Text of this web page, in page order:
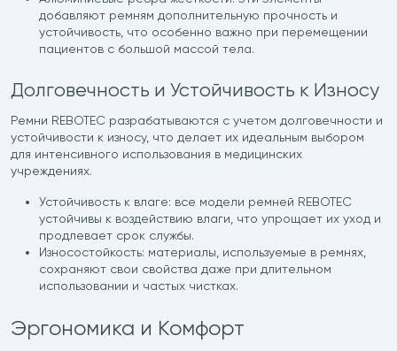
добавляют ремням дополнительную прочность и
устойчивость, что особенно важно при перемещении
пациентов с большой массой тела.
Долговечность и Устойчивость к Износу
Ремни REBOTEC разрабатываются с учетом долговечности и
устойчивости к износу, что делает их идеальным выбором
для интенсивного использования в медицинских
учреждениях.
Устойчивость к влаге: все модели ремней REBOTEC
устойчивы к воздействию влаги, что упрощает их уход и
продлевает срок службы.
Износостойкость: материалы, используемые в ремнях,
сохраняют свои свойства даже при длительном
использовании и частых чистках.
Эргономика и Комфорт